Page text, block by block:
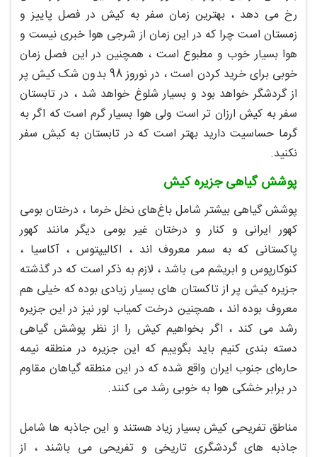
رخ می دهد ، بهترین زمان سفر به کیش در فصل پاییز و
زمستان است چرا که در این زمان از شرجی هوا خبری نیست و
هوا بسیار خوب و مطبوع است ، همچنین در این فصل زمان
خوبی برای خرید کردن است ، در نوروز 98 بدون شک کیش پر
از گردشگر خواهد بود و بسیار شلوغ خواهد شد ، در تابستان
سفر به کیش ارزان تر است ولی هوا بسیار گرم است که اگر به
گرما حساسیت دارید بهتر است که در تابستان به کیش سفر
نکنید.
پوشش گیاهی جزیره کیش
پوشش‌ گیاهی بیشتر شامل باغ‌های نخل خرما ، درختان بومی
کهور ایرانی و کنار و درختان غیر بومی دیگر مانند کهور
پاکستانی که به سمر معروف اند ، اکالیپتوس ، آکاسیا ،
کنوکارپوس و ابریشم می باشد ، لازم به ذکر است که در گذشته
جزیره کیش پر از تاکستان های بسیار زیادی بوده که خیلی هم
معروف بوده اند ، همچنین درخت کمیاب لور نیز در این جزیره
رشد می کند ، اگر بخواهیم کیش را از نظر پوشش گیاهی
دسته بندی کنیم باید بگوییم که این جزیره در منطقه نیمه
حاره‌ای جنوب ایران واقع شده که در این منطقه گیاهان مقاوم
در برابر خشکی هوا به خوبی رشد می کنند.
مناطق تفریحی کیش بسیار زیاد هستند و این جاذبه ها شامل
جاذبه های گردشگری تاریخی و تفریحی می باشند ، از